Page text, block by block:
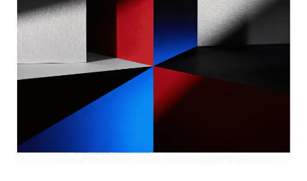
para
destacar
MARKETING
Marketing
Email marketing
Tiendas Online
Posicionamiento SEO y GEO